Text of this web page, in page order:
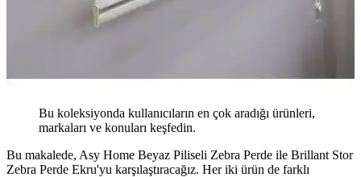
Bu koleksiyonda kullanıcıların en çok aradığı ürünleri,
markaları ve konuları keşfedin.
Bu makalede, Asy Home Beyaz Piliseli Zebra Perde ile Brillant Stor
Zebra Perde Ekru'yu karşılaştıracağız. Her iki ürün de farklı